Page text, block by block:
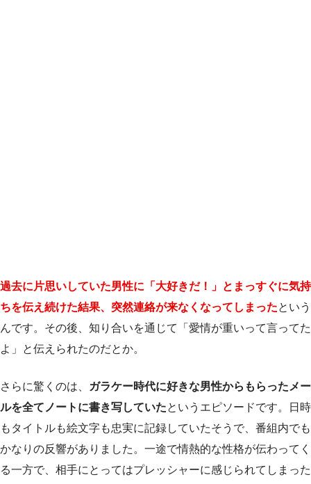
過去に片思いしていた男性に「大好きだ！」とまっすぐに気持
ちを伝え続けた結果、突然連絡が来なくなってしまったという
んです。その後、知り合いを通じて「愛情が重いって言ってた
よ」と伝えられたのだとか。
さらに驚くのは、
ガラケー時代に好きな男性からもらったメー
ルを全てノートに書き写していたというエピソードです。日時
もタイトルも絵文字も忠実に記録していたそうで、番組内でも
かなりの反響がありました。一途で情熱的な性格が伝わってく
る一方で、相手にとってはプレッシャーに感じられてしまった